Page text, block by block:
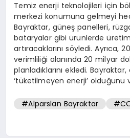
Temiz enerji teknolojileri için
merkezi konumuna gelmeyi
Bayraktar, güneş panelleri,
bataryalar gibi ürünlerde
artıracaklarını söyledi. Ayrıca,
verimliliği alanında 20 milyar
planladıklarını ekledi.
‘tüketilmeyen enerji’ olduğunu
#Alparslan Bayraktar